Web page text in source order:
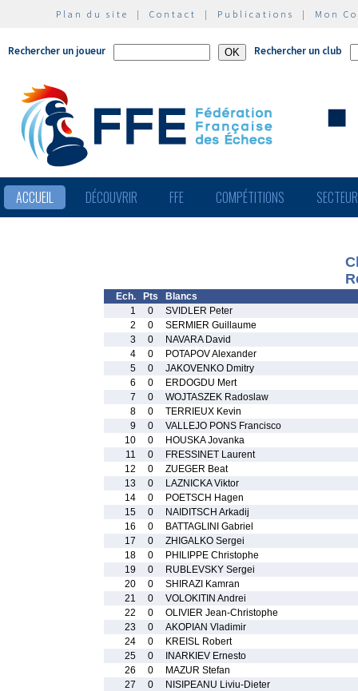
Plan du site | Contact | Publications | Mon
Rechercher un joueur Rechercher un club
ACCUEIL DÉCOUVRIR FFE COMPÉTITIONS
Ech. Pts
Blancs
1
0
SVIDLER Peter
2
0
SERMIER Guillaume
3
0
NAVARA David
4
0
POTAPOV Alexander
5
0
JAKOVENKO Dmitry
6
0
ERDOGDU Mert
7
0
WOJTASZEK Radoslaw
8
0
TERRIEUX Kevin
9
0
VALLEJO PONS Francisco
10
0
HOUSKA Jovanka
11
0
FRESSINET Laurent
12
0
ZUEGER Beat
13
0
LAZNICKA Viktor
14
0
POETSCH Hagen
15
0
NAIDITSCH Arkadij
16
0
BATTAGLINI Gabriel
17
0
ZHIGALKO Sergei
18
0
PHILIPPE Christophe
19
0
RUBLEVSKY Sergei
20
0
SHIRAZI Kamran
21
0
VOLOKITIN Andrei
22
0
OLIVIER Jean-Christophe
23
0
AKOPIAN Vladimir
24
0
KREISL Robert
25
0
INARKIEV Ernesto
26
0
MAZUR Stefan
27
0
NISIPEANU Liviu-Dieter